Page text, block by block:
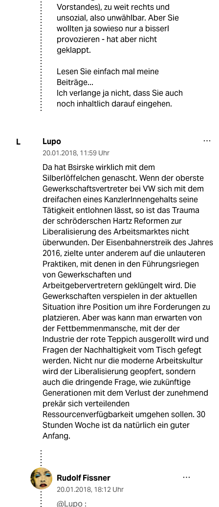
Vorstandes), zu weit rechts und
unsozial, also unwählbar. Aber Sie
wollten ja sowieso nur a bisserl
provozieren - hat aber nicht
geklappt.
Lesen Sie einfach mal meine
Beiträge...
Ich verlange ja nicht, dass Sie auch
noch inhaltlich darauf eingehen.
L Lupo
20.01.2018, 11:59 Uhr
Da hat Bsirske wirklich mit dem
Silberlöffelchen genascht. Wenn der oberste
Gewerkschaftsvertreter bei VW sich mit dem
dreifachen eines KanzlerInnengehalts seine
Tätigkeit entlohnen lässt, so ist das Trauma
der schröderschen Hartz Reformen zur
Liberalisierung des Arbeitsmarktes nicht
überwunden. Der Eisenbahnerstreik des Jahres
2016, zielte unter anderem auf die unlauteren
Praktiken, mit denen in den Führungsriegen
von Gewerkschaften und
Arbeitgebervertretern geklüngelt wird. Die
Gewerkschaften verspielen in der aktuellen
Situation ihre Position um ihre Forderungen zu
platzieren. Aber was kann man erwarten von
der Fettbemmenmansche, mit der der
Industrie der rote Teppich ausgerollt wird und
Fragen der Nachhaltigkeit vom Tisch gefegt
werden. Nicht nur die moderne Arbeitskultur
wird der Liberalisierung geopfert, sondern
auch die dringende Frage, wie zukünftige
Generationen mit dem Verlust der zunehmend
prekär sich verteilenden
Ressourcenverfügbarkeit umgehen sollen. 30
Stunden Woche ist da natürlich ein guter
Anfang.
Rudolf Fissner
20.01.2018, 18:12 Uhr
@Lupo :